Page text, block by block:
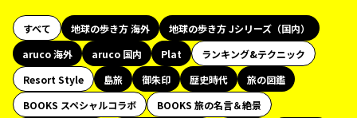
すべて 地球の歩き方 海外
地球の歩き方 Jシリーズ（国内）
aruco 海外
aruco 国内 Plat
ランキング&テクニック
Resort Style
島旅 御朱印 歴史時代
旅の図鑑
BOOKS スペシャルコラボ
BOOKS 旅の名言＆絶景